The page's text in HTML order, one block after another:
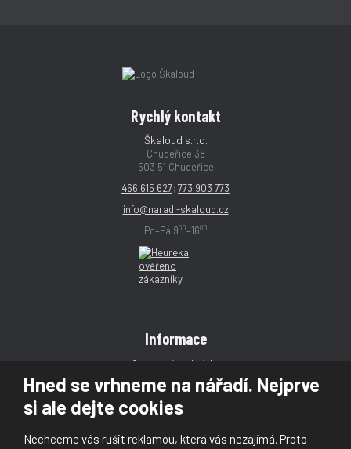
Hned se vrhneme na nářadí. Nejprve
si ale dejte cookies
Nechceme vás rušit reklamou, která vás nezajímá. Proto
Rychlý kontakt
Škaloud s.r.o.
Chudeřice 38
503 51 Chudeřice
466 615 627; 773 903 773
info@naradi-skaloud.cz
Po–Pá 900–1600
Informace
Obchodní podmínky
Reklamace
Magazín